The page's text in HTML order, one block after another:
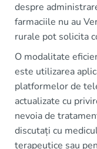
despre
farmaciile nu au
rurale pot solicita
O modalitate
este utilizarea
platformelor de
actualizate cu
nevoia de
discutați cu
terapeutice sau